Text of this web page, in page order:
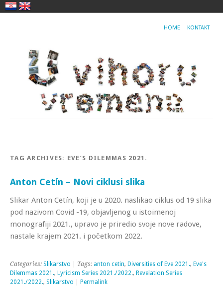
HOME KONTAKT
TAG ARCHIVES: EVE’S DILEMMAS 2021.
Anton Cetín – Novi ciklusi slika
Slikar Anton Cetín, koji je u 2020. naslikao ciklus od 19 slika
pod nazivom Covid -19, objavljenog u istoimenoj
monografiji 2021., upravo je priredio svoje nove radove,
nastale krajem 2021. i početkom 2022.
Categories: Slikarstvo | Tags: anton cetin, Diversities of Eve 2021., Eve's
Dilemmas 2021., Lyricism Series 2021./2022., Revelation Series
2021./2022., Slikarstvo Permalink